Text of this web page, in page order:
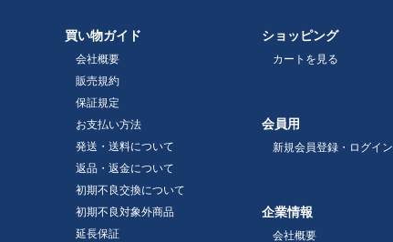
買い物ガイド
会社概要
販売規約
保証規定
お支払い方法
発送・送料について
返品・返金について
初期不良交換について
初期不良対象外商品
延長保証
ショッピング
カートを見る
会員用
新規会員登録・ログイン
企業情報
会社概要